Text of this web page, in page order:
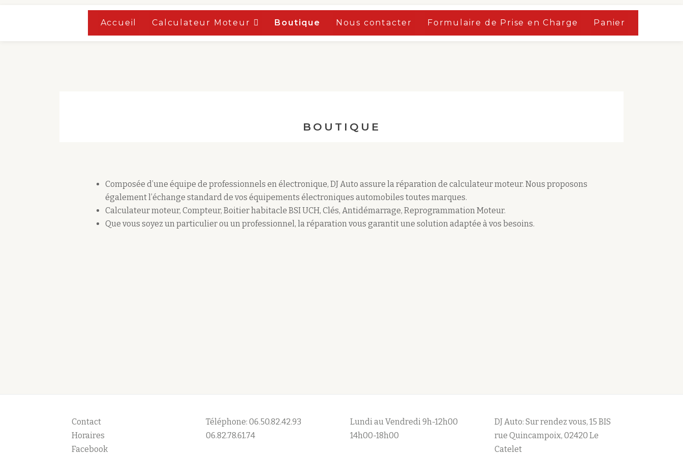
Accueil Calculateur Moteur Boutique Nous contacter Formulaire de Prise en Charge Panier
BOUTIQUE
Composée d’une équipe de professionnels en électronique, DJ Auto assure la réparation de calculateur moteur. Nous proposons
également l’échange standard de vos équipements électroniques automobiles toutes marques.
Calculateur moteur, Compteur, Boitier habitacle BSI UCH, Clés, Antidémarrage, Reprogrammation Moteur.
Que vous soyez un particulier ou un professionnel, la réparation vous garantit une solution adaptée à vos besoins.
Contact
Horaires
Facebook
Téléphone: 06.50.82.42.93
06.82.78.61.74
Lundi au Vendredi 9h-12h00
14h00-18h00
DJ Auto: Sur rendez vous, 15 BIS
rue Quincampoix, 02420 Le
Catelet